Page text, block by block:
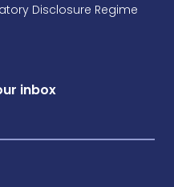
Disclosure Regime
inbox